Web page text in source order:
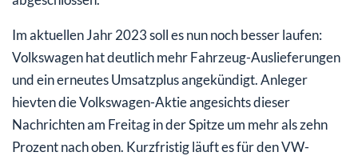
Im aktuellen Jahr 2023 soll es nun noch besser laufen:
Volkswagen hat deutlich mehr Fahrzeug-Auslieferungen
und ein erneutes Umsatzplus angekündigt. Anleger
hievten die Volkswagen-Aktie angesichts dieser
Nachrichten am Freitag in der Spitze um mehr als zehn
Prozent nach oben. Kurzfristig läuft es für den VW-